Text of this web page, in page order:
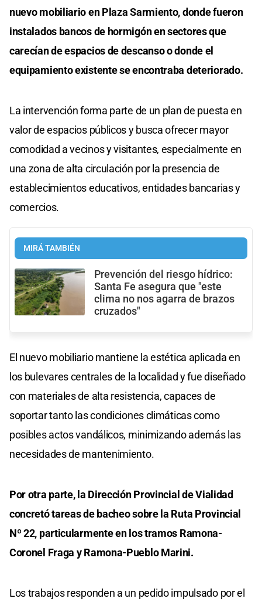
nuevo mobiliario en Plaza Sarmiento, donde fueron
instalados bancos de hormigón en sectores que
carecían de espacios de descanso o donde el
equipamiento existente se encontraba deteriorado.
La intervención forma parte de un plan de puesta en
valor de espacios públicos y busca ofrecer mayor
comodidad a vecinos y visitantes, especialmente en
una zona de alta circulación por la presencia de
establecimientos educativos, entidades bancarias y
comercios.
MIRÁ TAMBIÉN
Prevención del riesgo hídrico:
Santa Fe asegura que "este
clima no nos agarra de brazos
cruzados"
El nuevo mobiliario mantiene la estética aplicada en
los bulevares centrales de la localidad y fue diseñado
con materiales de alta resistencia, capaces de
soportar tanto las condiciones climáticas como
posibles actos vandálicos, minimizando además las
necesidades de mantenimiento.
Por otra parte, la Dirección Provincial de Vialidad
concretó tareas de bacheo sobre la Ruta Provincial
Nº 22, particularmente en los tramos Ramona-
Coronel Fraga y Ramona-Pueblo Marini.
Los trabajos responden a un pedido impulsado por el